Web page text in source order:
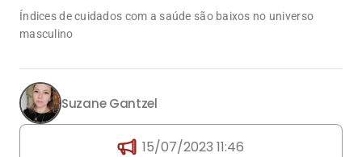
Índices de cuidados com a saúde são baixos no universo
masculino
Suzane Gantzel
15/07/2023 11:46